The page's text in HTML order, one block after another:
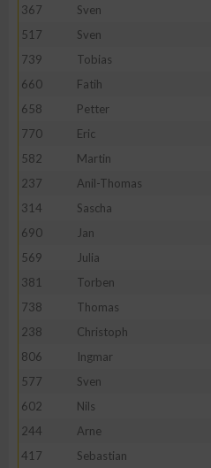
367
Sven
517
Sven
739
Tobias
660
Fatih
658
Petter
770
Eric
582
Martin
237
Anil-Thomas
314
Sascha
690
Jan
569
Julia
381
Torben
738
Thomas
238
Christoph
806
Ingmar
577
Sven
602
Nils
244
Arne
417
Sebastian
Erstellung von Profilen zur
Verwendung von Profilen zur
Messung der Werbeleistung
verschiedenen Quellen
Entwicklung und
Verwendung reduzierter Daten
IAB-Besonderheiten:
Verwendung genauer